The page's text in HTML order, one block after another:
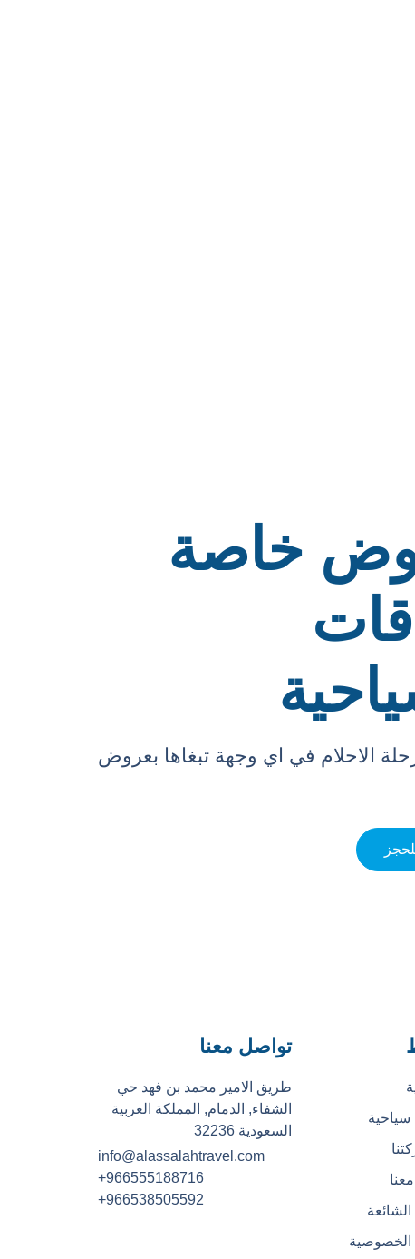
خاصة
الاحلام في اي وجهة تبغاها بعروض
سياحية
الشائعة
تواصل معنا
طريق الامير محمد بن فهد حي
الشفاء, الدمام, المملكة العربية
السعودية 32236
info@alassalahtravel.com
+966555188716
+966538505592